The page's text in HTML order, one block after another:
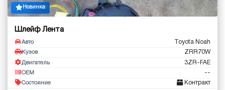
Новинка
Шлейф Лента
Авто Toyota Noah
Кузов ZRR70W
Двигатель 3ZR-FAE
OEM --
Состояние Контракт